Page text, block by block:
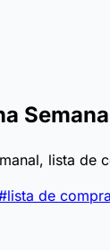
lista de
de